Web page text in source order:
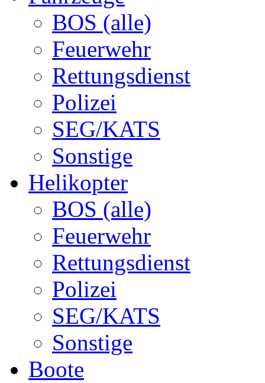
BOS (alle)
Feuerwehr
Rettungsdienst
Polizei
SEG/KATS
Sonstige
Helikopter
BOS (alle)
Feuerwehr
Rettungsdienst
Polizei
SEG/KATS
Sonstige
Boote